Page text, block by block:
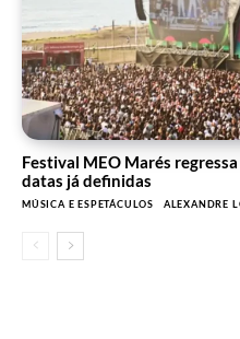
Festival MEO Marés
datas já definidas
MÚSICA E ESPETÁCULOS ALEXANDRE